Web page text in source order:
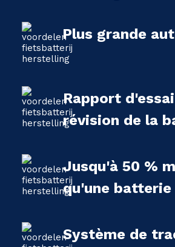
Plus grande
Rapport
révision de la
Jusqu'à 50 %
qu'une batterie
Système de